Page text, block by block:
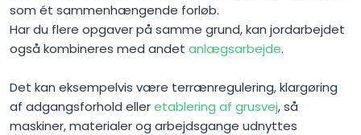
som ét sammenhængende forløb.
Har du flere opgaver på samme grund, kan jordarbejdet
også kombineres med andet anlægsarbejde.
Det kan eksempelvis være terrænregulering, klargøring
af adgangsforhold elleretablering af grusvej, så
maskiner, materialer og arbejdsgange udnyttes